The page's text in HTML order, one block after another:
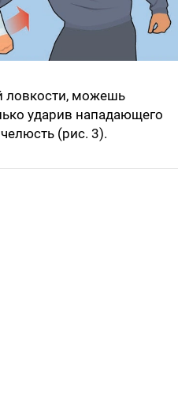
ловкости, можешь
ударив нападающего
(рис. 3).